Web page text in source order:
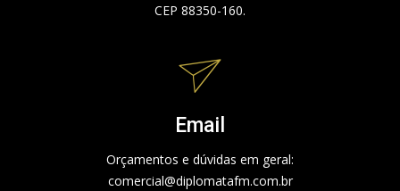
CEP 88350-160.
Email
Orçamentos e dúvidas em geral:
comercial@diplomatafm.com.br